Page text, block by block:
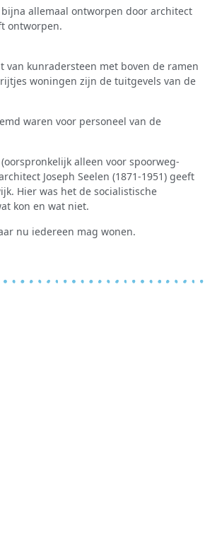
bijna allemaal ontworpen door architect
ontworpen.
kunradersteen met boven de ramen
woningen zijn de tuitgevels van de
waren voor personeel van de
alleen voor spoorweg­
Joseph Seelen (1871-1951) geeft
Hier was het de socialistische
kon en wat niet.
nu iedereen mag wonen.